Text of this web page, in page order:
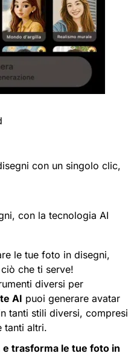
con un singolo clic,
con la tecnologia AI
le tue foto in disegni,
che ti serve!
diversi per
AI puoi generare avatar
tanti stili diversi, compresi
tanti altri.
e trasforma le tue foto in